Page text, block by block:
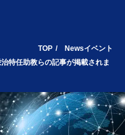
TOP
Newsイベント
特任助教らの記事が掲載されま